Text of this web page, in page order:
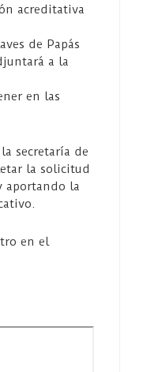
acreditativa
de Papás
a la
en las
secretaría de
la solicitud
aportando la
en el